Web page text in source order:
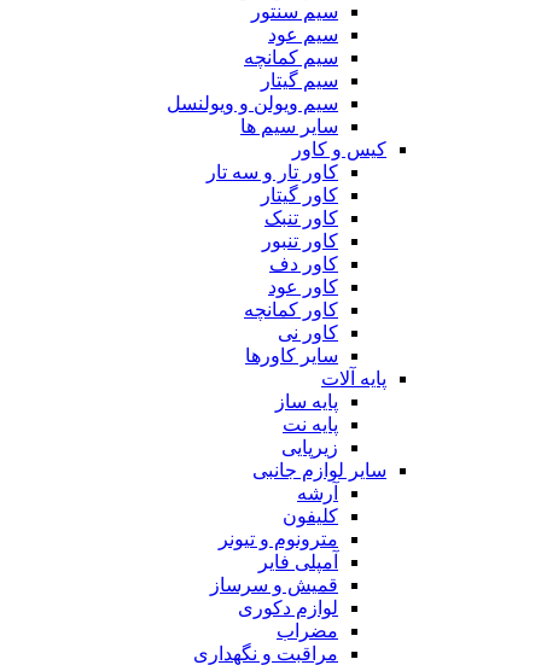
سیم سنتور
سیم عود
سیم کمانچه
سیم گیتار
سیم ویولن و ویولنسل
سایر سیم ها
کیس و کاور
کاور تار و سه تار
کاور گیتار
کاور تنبک
کاور تنبور
کاور دف
کاور عود
کاور کمانچه
کاور نی
سایر کاورها
پایه آلات
پایه ساز
پایه نت
زیرپایی
سایر لوازم جانبی
آرشه
کلیفون
مترونوم و تیونر
آمپلی فایر
قمیش و سرساز
لوازم دکوری
مضراب
مراقبت و نگهداری